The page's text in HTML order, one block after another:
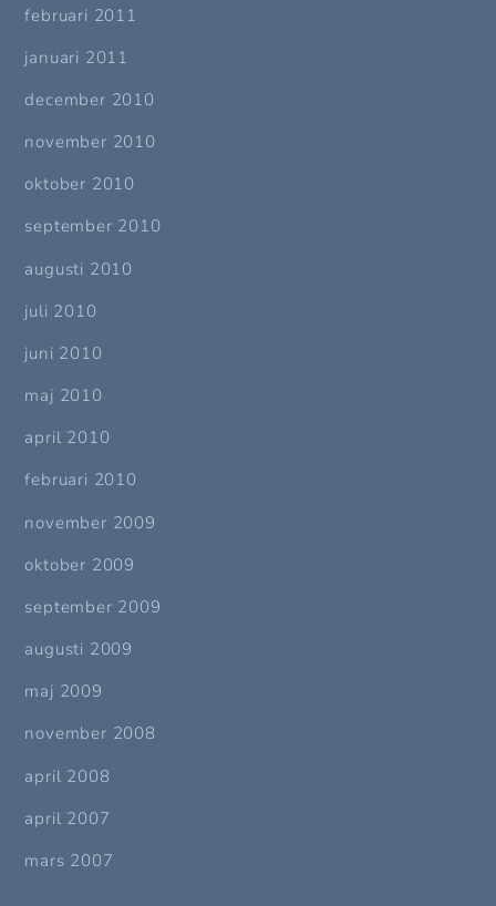
februari 2011
januari 2011
december 2010
november 2010
oktober 2010
september 2010
augusti 2010
juli 2010
juni 2010
maj 2010
april 2010
februari 2010
november 2009
oktober 2009
september 2009
augusti 2009
maj 2009
november 2008
april 2008
april 2007
mars 2007